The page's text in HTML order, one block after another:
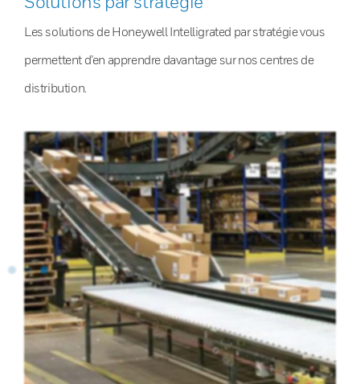
Les solutions de Honeywell Intelligrated par stratégie vous
permettent d’en apprendre davantage sur nos centres de
distribution.